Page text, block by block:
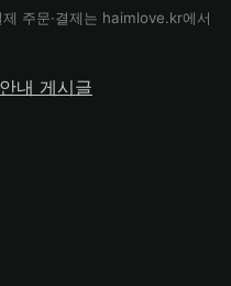
주문·결제는 haimlove.kr에서
내 게시글